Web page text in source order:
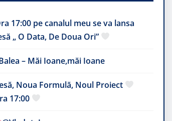
17:00 pe canalul meu se va lansa
„ O Data, De Doua Ori”
– Măi Ioane,măi Ioane
Noua Formulă, Noul Proiect
17:00